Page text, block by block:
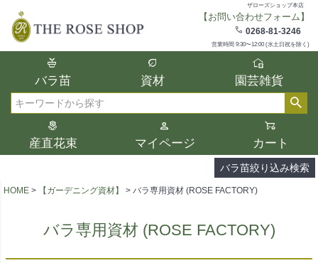
ザローズショップ本店
【お問い合わせフォーム】
0268-81-3246
営業時間 9:30〜12:00 (水土日祝を除く)
バラ苗 資材 園芸雑貨
産直花束 マイページ カート
バラ苗絞り込み検索
在庫
在庫ありのみ表示
検索
複数の条件を選択して絞り込み検索が可能
選択した項目全てに該当する品種のみ検索
結果に表示されます。
タイプ、カラー、ブランドなどは1つずつ選
択してください。
HOME 【ガーデニング資材】 バラ専用資材 (ROSE FACTORY)
バラ専用資材 (ROSE FACTORY)